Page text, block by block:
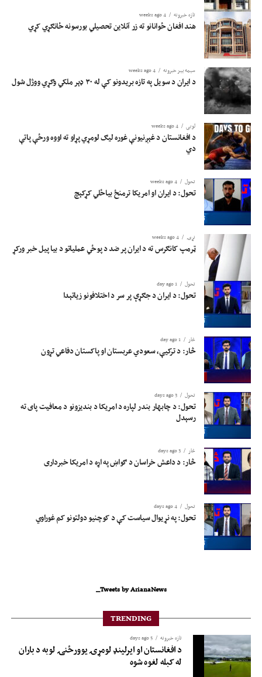
حاضر ثبت شوي وه.
تازه خبرونه 4 weeks ago
هند افغان ځوانانو ته زر آنلاین تحصیلي بورسونه ځانګړي کړي
سیمه ییز خبرونه 4 weeks ago
د ایران د سویل په تازه بریدونو کې له ۳۰ ډېر ملکي وګړي ووژل شول
لوبی 4 weeks ago
د افغانستان د غېږنیونې غوره لیګ لومړي پړاو ته اووه ورځې پاتې
دي
تحول 4 weeks ago
تحول: د ایران او امریکا ترمنځ بیاځلي کړکېچ
نړۍ 4 weeks ago
ټرمپ کانګرس ته د ایران پر ضد د پوځي عملیاتو د بیا پیل خبر ورکړ
تحول 1 day ago
تحول: د ایران د جګړې پر سر د اختلافونو زیاتېدا
څار 1 day ago
څار: د ترکیې، سعودي عربستان او پاکستان دفاعي تړون
تحول 3 days ago
تحول: د چابهار بندر لپاره د امریکا د بندیزونو د معافیت پای ته
رسېدل
څار 3 days ago
څار: د داعش خراسان د ګواښ په اړه د امریکا خبرداری
تحول 4 days ago
تحول: په نړیوال سیاست کې د کوچنیو دولتونو کم غوراوي
Tweets by ArianaNews_
TRENDING
تازه خبرونه 5 days ago
د افغانستان او ایرلینډ لومړۍ یوورځنۍ لوبه د باران
له کبله لغوه شوه